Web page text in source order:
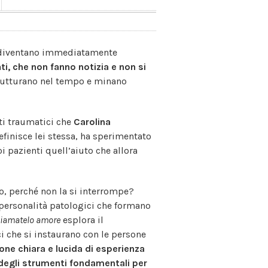
immediatamente
che non fanno notizia e non si
nel tempo e minano
traumatici che Carolina
lei stessa, ha sperimentato
pazienti quell’aiuto che allora
perché non la si interrompe?
patologici che formano
amore esplora il
si instaurano con le persone
chiara e lucida di esperienza
strumenti fondamentali per